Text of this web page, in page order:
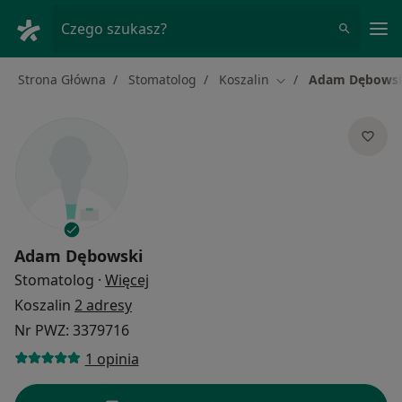
Czego szukasz?
Strona Główna Stomatolog Koszalin Zmień miasto
Adam
Adam Dębowski
Stomatolog · Więcej
Koszalin 2 adresy
Nr PWZ: 3379716
1 opinia